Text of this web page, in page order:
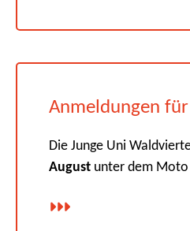
Anmeldungen
Die Junge Uni
August unter dem Moto